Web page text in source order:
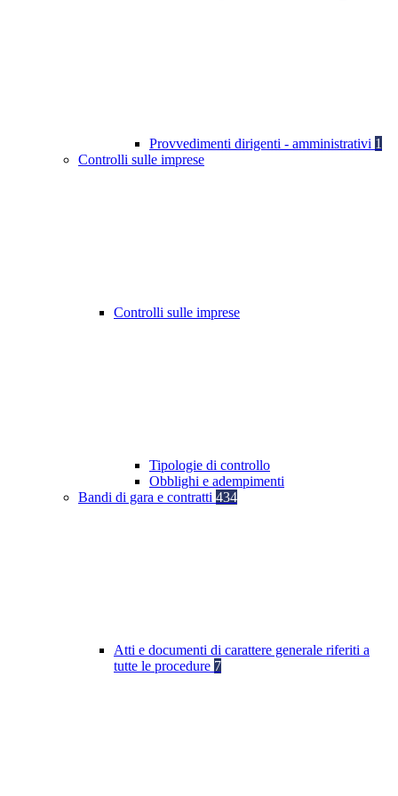
Provvedimenti dirigenti - amministrativi 1
Controlli sulle imprese
Controlli sulle imprese
Tipologie di controllo
Obblighi e adempimenti
Bandi di gara e contratti 434
Atti e documenti di carattere generale riferiti a
tutte le procedure 7